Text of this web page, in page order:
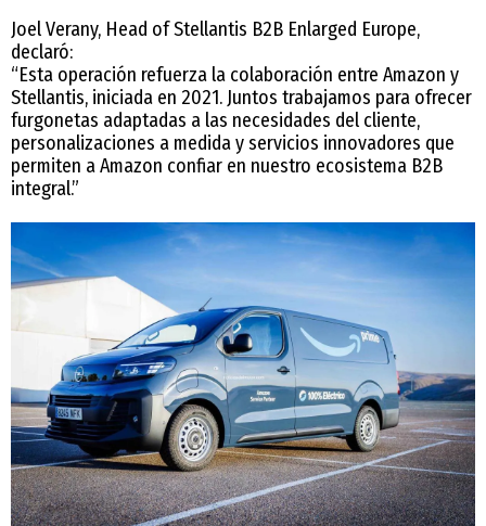
Joel Verany, Head of Stellantis B2B Enlarged Europe,
declaró:
“Esta operación refuerza la colaboración entre Amazon y
Stellantis, iniciada en 2021. Juntos trabajamos para ofrecer
furgonetas adaptadas a las necesidades del cliente,
personalizaciones a medida y servicios innovadores que
permiten a Amazon confiar en nuestro ecosistema B2B
integral.”